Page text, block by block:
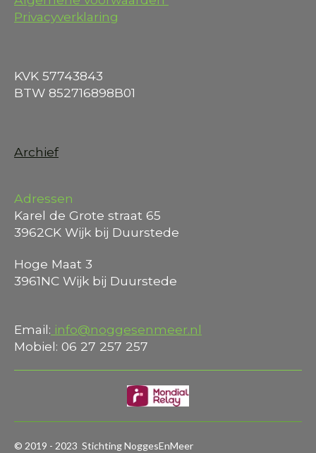
Privacyverklaring
KVK 57743843
BTW 852716898B01
Archief
Adressen
Karel de Grote straat 65
3962CK Wijk bij Duurstede
Hoge Maat 3
3961NC Wijk bij Duurstede
Email: info@noggesenmeer.nl
Mobiel: 06 27 257 257
© 2019 - 2023 Stichting NoggesEnMeer